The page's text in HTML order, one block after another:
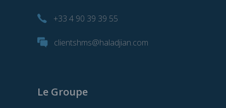
+33 4 90 39 39 55
clientshms@haladjian.com
Le Groupe